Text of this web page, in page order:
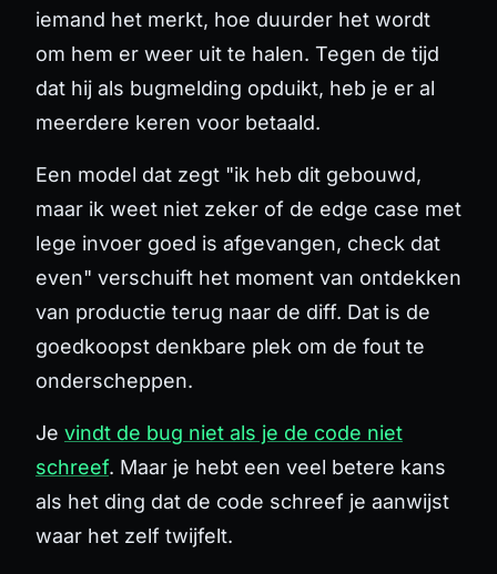
iemand het merkt, hoe duurder het wordt
om hem er weer uit te halen. Tegen de tijd
dat hij als bugmelding opduikt, heb je er al
meerdere keren voor betaald.
Een model dat zegt "ik heb dit gebouwd,
maar ik weet niet zeker of de edge case met
lege invoer goed is afgevangen, check dat
even" verschuift het moment van ontdekken
van productie terug naar de diff. Dat is de
goedkoopst denkbare plek om de fout te
onderscheppen.
Je vindt de bug niet als je de code niet
schreef. Maar je hebt een veel betere kans
als het ding dat de code schreef je aanwijst
waar het zelf twijfelt.